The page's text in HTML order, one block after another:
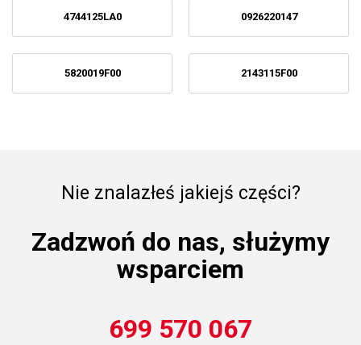
4744125LA0 0926220147
5820019F00 2143115F00
Nie znalazłeś jakiejś części?
Zadzwoń do nas, służymy
wsparciem
699 570 067